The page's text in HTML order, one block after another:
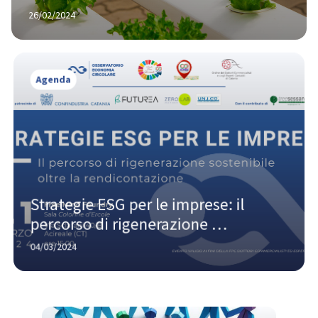
agritech
26/02/2024
Agenda
Strategie ESG per le imprese: il
percorso di rigenerazione
sostenibile oltre la rendicontazione
04/03/2024
Agenda